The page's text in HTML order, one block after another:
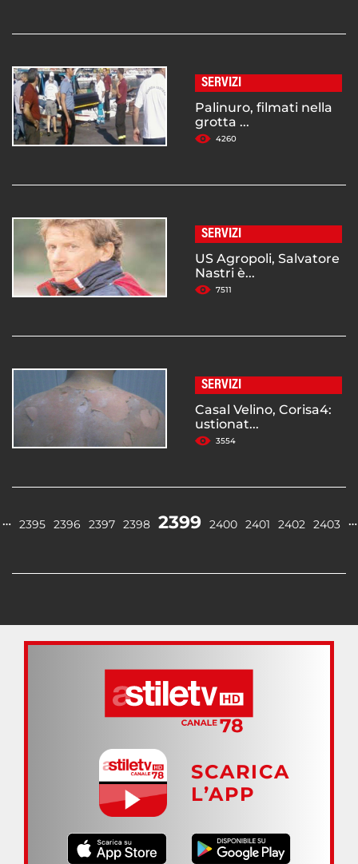
SERVIZI
Palinuro, filmati nella
grotta ...
4260
SERVIZI
US Agropoli, Salvatore
Nastri è...
7511
SERVIZI
Casal Velino, Corisa4:
ustionat...
3554
… 2395 2396 2397 2398 2399 2400 2401 2402 2403 …
SCARICA
L’APP